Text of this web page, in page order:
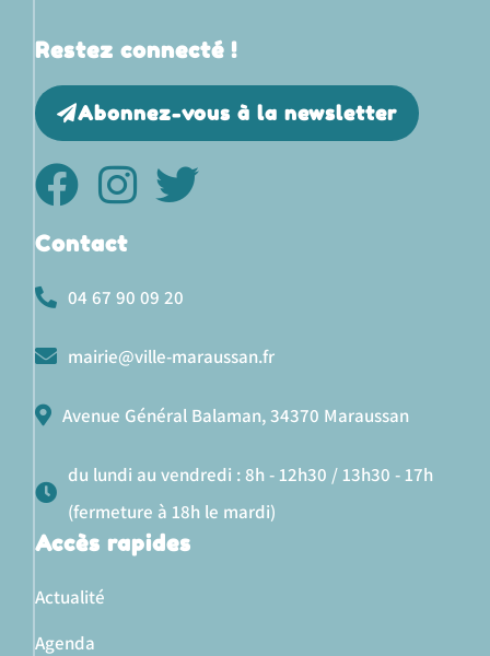
Restez connecté !
Abonnez-vous à la newsletter
Contact
04 67 90 09 20
mairie@ville-maraussan.fr
Avenue Général Balaman, 34370 Maraussan
du lundi au vendredi : 8h - 12h30 / 13h30 - 17h
(fermeture à 18h le mardi)
Accès rapides
Actualité
Agenda